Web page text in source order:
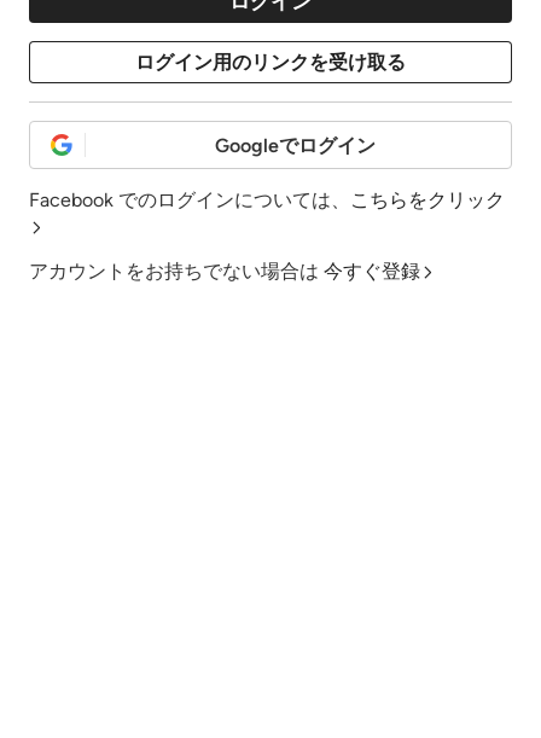
Googleでログイン
Facebook でのログインについては、 こちらをクリック
アカウントをお持ちでない場合は 今すぐ登録